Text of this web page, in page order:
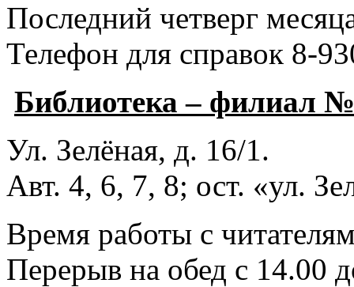
Последний четверг
Телефон для справок 8-
Библиотека – филиал
Ул. Зелёная, д. 16/1.
Авт. 4, 6, 7, 8; ост. «ул.
Время работы с
Перерыв на обед с 14.00